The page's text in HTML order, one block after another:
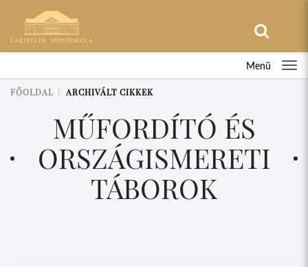
Menü
FŐOLDAL ARCHIVÁLT CIKKEK
MŰFORDÍTÓ ÉS
ORSZÁGISMERETI
TÁBOROK